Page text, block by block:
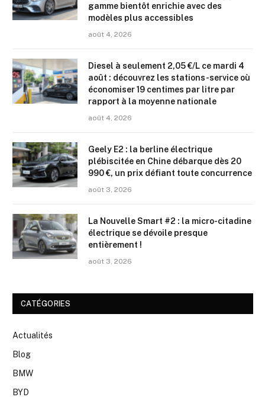
gamme bientôt enrichie avec des
modèles plus accessibles
août 4, 2026
Diesel à seulement 2,05 €/L ce mardi 4
août : découvrez les stations-service où
économiser 19 centimes par litre par
rapport à la moyenne nationale
août 4, 2026
Geely E2 : la berline électrique
plébiscitée en Chine débarque dès 20
990 €, un prix défiant toute concurrence
août 3, 2026
La Nouvelle Smart #2 : la micro-citadine
électrique se dévoile presque
entièrement !
août 3, 2026
CATÉGORIES
Actualités
Blog
BMW
BYD